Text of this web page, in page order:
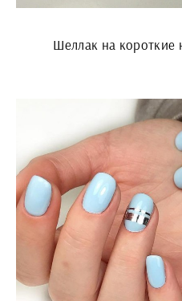
Шеллак на короткие